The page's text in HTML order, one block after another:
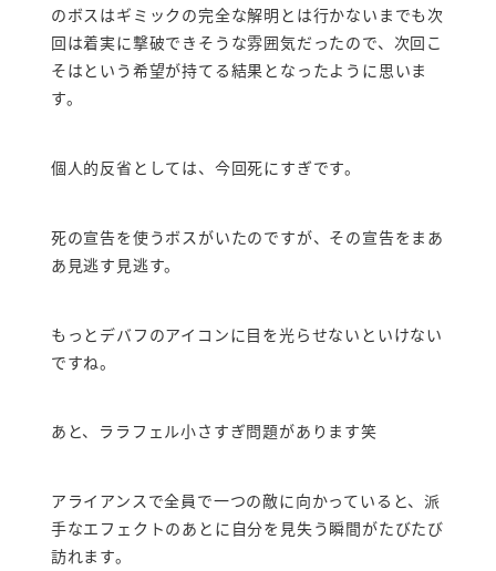
のボスはギミックの完全な解明とは行かないまでも次
回は着実に撃破できそうな雰囲気だったので、次回こ
そはという希望が持てる結果となったように思いま
す。
個人的反省としては、今回死にすぎです。
死の宣告を使うボスがいたのですが、その宣告をまあ
あ見逃す見逃す。
もっとデバフのアイコンに目を光らせないといけない
ですね。
あと、ララフェル小さすぎ問題があります笑
アライアンスで全員で一つの敵に向かっていると、派
手なエフェクトのあとに自分を見失う瞬間がたびたび
訪れます。